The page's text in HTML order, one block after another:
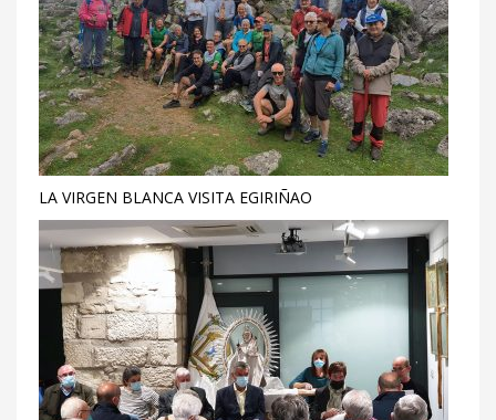
LA VIRGEN BLANCA VISITA EGIRIÑAO